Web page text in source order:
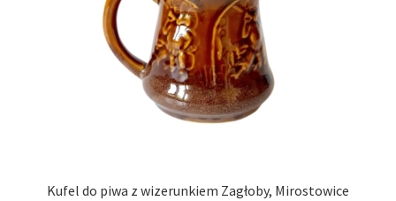
Kufel do piwa z wizerunkiem Zagłoby, Mirostowice